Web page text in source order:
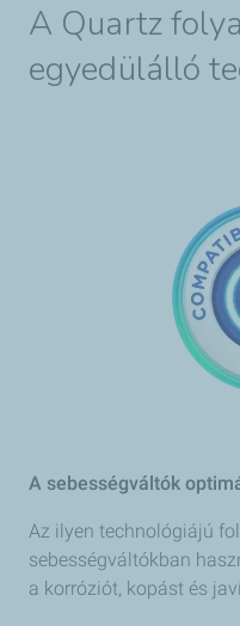
A Quartz
egyedülálló
A sebességváltók
Az ilyen technológiájú
sebességváltókban
a korróziót, kopást és